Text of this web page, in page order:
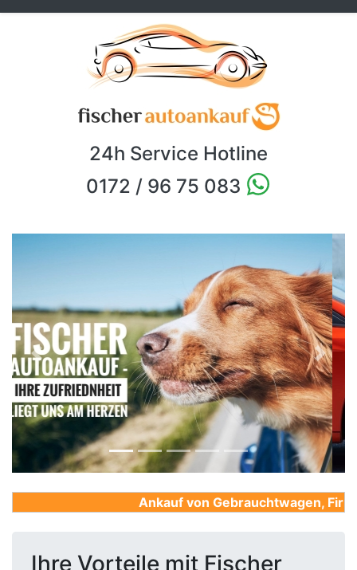
24h Service Hotline
0172 / 96 75 083
Previous Next
Ankauf von Gebrauchtwagen,
Ihre Vorteile mit Fischer